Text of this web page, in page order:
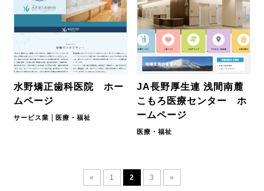
水野矯正歯科医院 ホー
ムページ
サービス業 医療・福祉
JA長野厚生連 浅間南麓
こもろ医療センター ホ
ームページ
医療・福祉
« 1 2 3 »